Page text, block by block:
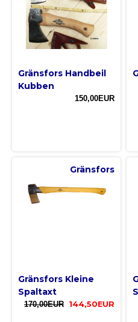
Gränsfors Handbeil
Kubben
150,00EUR
Gränsfors
Gränsfors Kleine
Spaltaxt
170,00EUR 144,50EUR